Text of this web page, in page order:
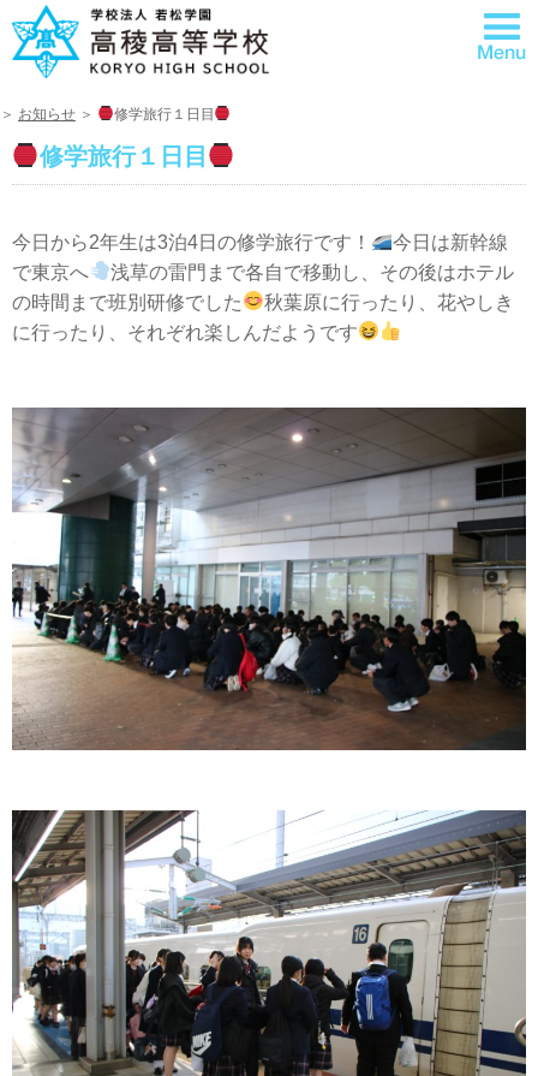
＞ お知らせ ＞ 修学旅行１日目
修学旅行１日目
今日から2年生は3泊4日の修学旅行です！
今日は新幹線
で東京へ
浅草の雷門まで各自で移動し、その後はホテル
の時間まで班別研修でした
秋葉原に行ったり、花やしき
に行ったり、それぞれ楽しんだようです